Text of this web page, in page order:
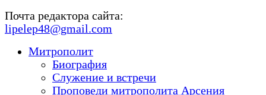
Почта редактора сайта:
lipelep48@gmail.com
Митрополит
Биография
Служение и встречи
Проповеди митрополита Арсения